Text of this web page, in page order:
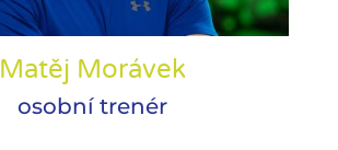
Matěj Morávek
osobní trenér